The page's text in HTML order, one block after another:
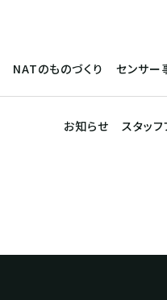
NATのものづくり センサー
お知らせ スタッ